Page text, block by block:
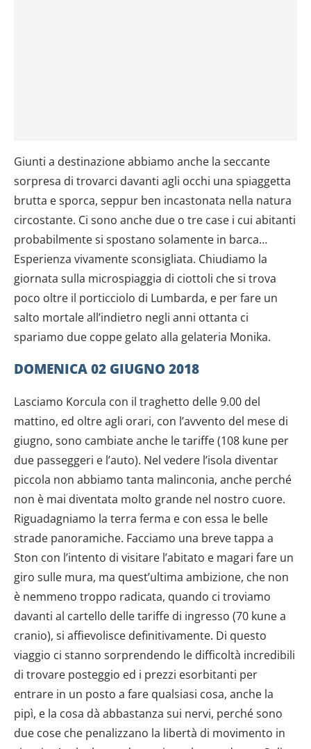
Giunti a destinazione abbiamo anche la seccante
sorpresa di trovarci davanti agli occhi una spiaggetta
brutta e sporca, seppur ben incastonata nella natura
circostante. Ci sono anche due o tre case i cui abitanti
probabilmente si spostano solamente in barca…
Esperienza vivamente sconsigliata. Chiudiamo la
giornata sulla microspiaggia di ciottoli che si trova
poco oltre il porticciolo di Lumbarda, e per fare un
salto mortale all’indietro negli anni ottanta ci
spariamo due coppe gelato alla gelateria Monika.
DOMENICA 02 GIUGNO 2018
Lasciamo Korcula con il traghetto delle 9.00 del
mattino, ed oltre agli orari, con l’avvento del mese di
giugno, sono cambiate anche le tariffe (108 kune per
due passeggeri e l’auto). Nel vedere l’isola diventar
piccola non abbiamo tanta malinconia, anche perché
non è mai diventata molto grande nel nostro cuore.
Riguadagniamo la terra ferma e con essa le belle
strade panoramiche. Facciamo una breve tappa a
Ston con l’intento di visitare l’abitato e magari fare un
giro sulle mura, ma quest’ultima ambizione, che non
è nemmeno troppo radicata, quando ci troviamo
davanti al cartello delle tariffe di ingresso (70 kune a
cranio), si affievolisce definitivamente. Di questo
viaggio ci stanno sorprendendo le difficoltà incredibili
di trovare posteggio ed i prezzi esorbitanti per
entrare in un posto a fare qualsiasi cosa, anche la
pipì, e la cosa dà abbastanza sui nervi, perché sono
due cose che penalizzano la libertà di movimento in